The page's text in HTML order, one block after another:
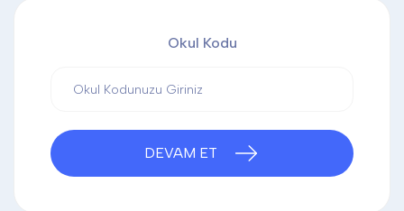
DİĞER
Okul Kodu
DEVAM ET